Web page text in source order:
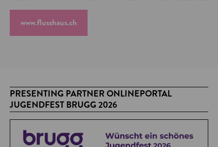
www.flusshaus.ch
PRESENTING PARTNER ONLINEPORTAL
JUGENDFEST BRUGG 2026